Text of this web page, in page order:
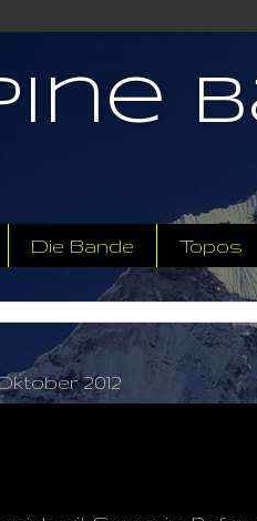
Die Bande Topos
2012